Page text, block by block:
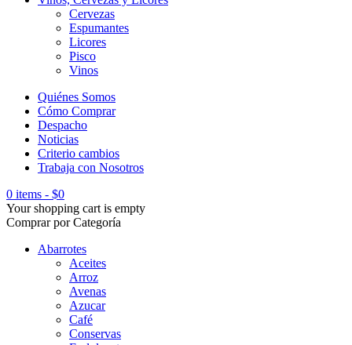
Cervezas
Espumantes
Licores
Pisco
Vinos
Quiénes Somos
Cómo Comprar
Despacho
Noticias
Criterio cambios
Trabaja con Nosotros
0 items - $0
Your shopping cart is empty
Comprar por Categoría
Abarrotes
Aceites
Arroz
Avenas
Azucar
Café
Conservas